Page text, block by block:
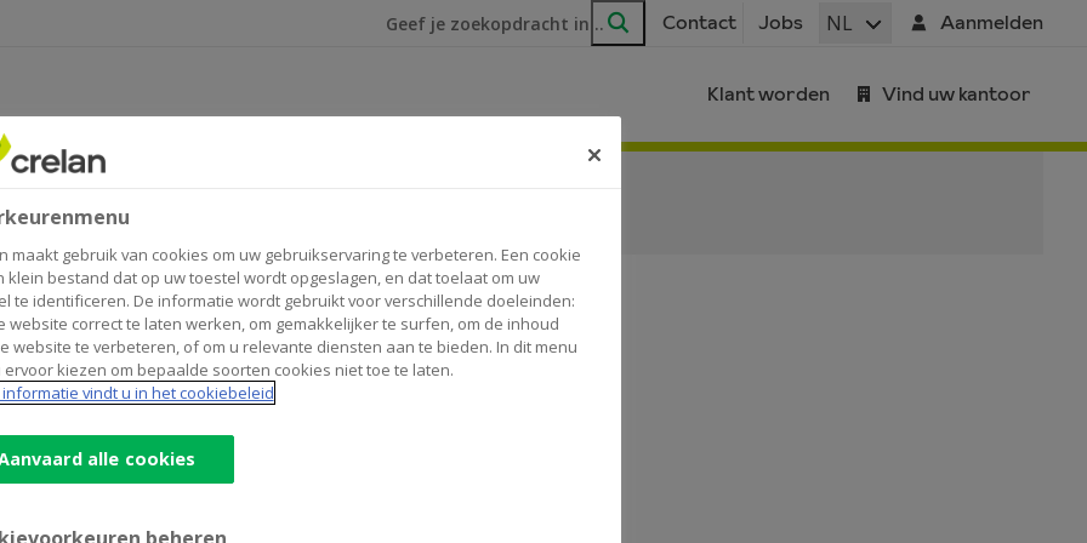
Ik ben op zoek naar
Zoeken
Contact Jobs NL Aanmelden
Klant worden Vind uw kantoor
waarden
maakt gebruik van cookies om uw gebruikservaring te verbeteren. Een cookie
klein bestand dat op uw toestel wordt opgeslagen, en dat toelaat om uw
te identificeren. De informatie wordt gebruikt voor verschillende doeleinden:
website correct te laten werken, om gemakkelijker te surfen, om de inhoud
website te verbeteren, of om u relevante diensten aan te bieden. In dit menu
ervoor kiezen om bepaalde soorten cookies niet toe te laten.
vindt u in het cookiebeleid
alle cookies